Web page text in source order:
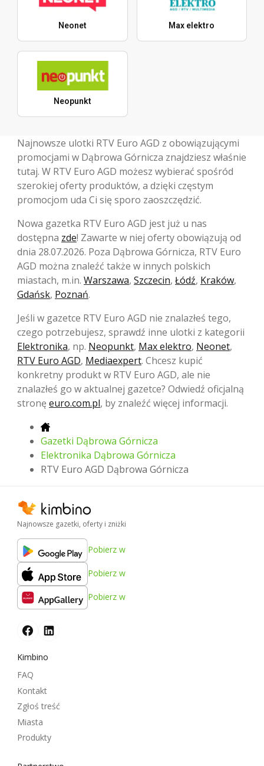
Neonet Max elektro
Neopunkt
Najnowsze ulotki RTV Euro AGD z obowiązującymi
promocjami w Dąbrowa Górnicza znajdziesz właśnie
tutaj. W RTV Euro AGD możesz wybierać spośród
szerokiej oferty produktów, a dzięki częstym
promocjom uda Ci się sporo zaoszczędzić.
Nowa gazetka RTV Euro AGD jest już u nas
dostępna zde! Zawarte w niej oferty obowiązują od
dnia 28.07.2026. Poza Dąbrowa Górnicza, RTV Euro
AGD można znaleźć także w innych polskich
miastach, m.in. Warszawa, Szczecin, Łódź, Kraków,
Gdańsk, Poznań.
Jeśli w gazetce RTV Euro AGD nie znalazłeś tego,
czego potrzebujesz, sprawdź inne ulotki z kategorii
Elektronika, np. Neopunkt, Max elektro, Neonet,
RTV Euro AGD, Mediaexpert. Chcesz kupić
konkretny produkt w RTV Euro AGD, ale nie
znalazłeś go w aktualnej gazetce? Odwiedź oficjalną
stronę euro.com.pl, by znaleźć więcej informacji.
Gazetki Dąbrowa Górnicza
Elektronika Dąbrowa Górnicza
RTV Euro AGD Dąbrowa Górnicza
Najnowsze gazetki, oferty i zniżki
Pobierz w
Pobierz w
Pobierz w
Kimbino
FAQ
Kontakt
Zgłoś treść
Miasta
Produkty